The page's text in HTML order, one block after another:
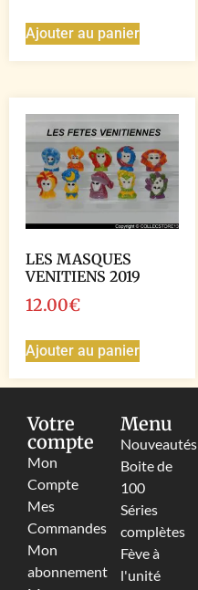
Ajouter au panier
LES MASQUES
VENITIENS 2019
12.00€
Ajouter au panier
Votre
compte
Mon
Compte
Mes
Commandes
Mon
abonnement
Menu
Nouveautés
Boite de
100
Séries
complètes
Fève à
l'unité